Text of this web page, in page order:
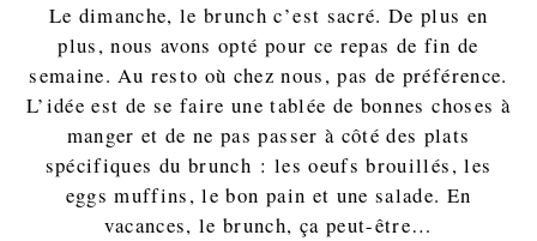
Le dimanche, le brunch c’est sacré. De plus en
plus, nous avons opté pour ce repas de fin de
semaine. Au resto où chez nous, pas de préférence.
L’idée est de se faire une tablée de bonnes choses à
manger et de ne pas passer à côté des plats
spécifiques du brunch : les oeufs brouillés, les
eggs muffins, le bon pain et une salade. En
vacances, le brunch, ça peut-être…